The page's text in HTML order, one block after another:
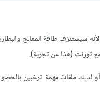
سيستنزف طاقة المعالج
تورنت (هذا عن تجربة).
لديك ملفات مهمة ترغبين